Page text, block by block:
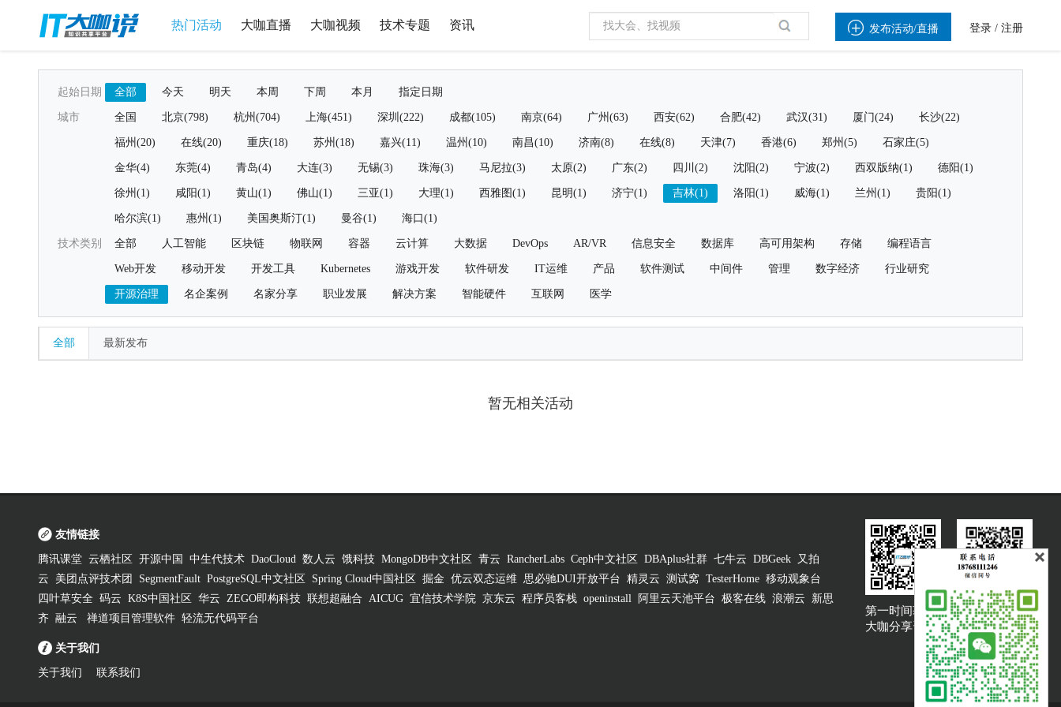
热门活动 大咖直播 大咖视频 技术专题 资讯  发布活动/直播 登录 / 注册
起始日期 全部 今天 明天 本周 下周 本月 指定日期
城市 全国 北京(798) 杭州(704) 上海(451) 深圳(222) 成都(105) 南京(64) 广州(63) 西安(62) 合肥(42) 武汉(31) 厦门(24) 长沙(22)
福州(20) 在线(20) 重庆(18) 苏州(18) 嘉兴(11) 温州(10) 南昌(10) 济南(8) 在线(8) 天津(7) 香港(6) 郑州(5) 石家庄(5)
金华(4) 东莞(4) 青岛(4) 大连(3) 无锡(3) 珠海(3) 马尼拉(3) 太原(2) 广东(2) 四川(2) 沈阳(2) 宁波(2) 西双版纳(1) 德阳(1)
徐州(1) 咸阳(1) 黄山(1) 佛山(1) 三亚(1) 大理(1) 西雅图(1) 昆明(1) 济宁(1) 吉林(1) 洛阳(1) 威海(1) 兰州(1) 贵阳(1)
哈尔滨(1) 惠州(1) 美国奥斯汀(1) 曼谷(1) 海口(1)
技术类别 全部 人工智能 区块链 物联网 容器 云计算 大数据 DevOps AR/VR 信息安全 数据库 高可用架构 存储 编程语言
Web开发 移动开发 开发工具 Kubernetes 游戏开发 软件研发 IT运维 产品 软件测试 中间件 管理 数字经济 行业研究
开源治理 名企案例 名家分享 职业发展 解决方案 智能硬件 互联网 医学
全部 最新发布
暂无相关活动
友情链接
腾讯课堂 云栖社区 开源中国 中生代技术 DaoCloud 数人云 饿科技 MongoDB中文社区 青云 RancherLabs Ceph中文社区 DBAplus社群 七牛云 DBGeek
又拍
云
美团点评技术团 SegmentFault PostgreSQL中文社区 Spring Cloud中国社区 掘金 优云双态运维 思必驰DUI开放平台 精灵云 测试窝 TesterHome 移动观象台
四叶草安全 码云 K8S中国社区 华云 ZEGO即构科技 联想超融合 AICUG 宜信技术学院 京东云 程序员客栈 openinstall 阿里云天池平台 极客在线 浪潮云
新思
齐 融云 禅道项目管理软件 轻流无代码平台
关于我们
关于我们 联系我们
第一时间获取
大咖分享资讯
大咖说吐槽客服